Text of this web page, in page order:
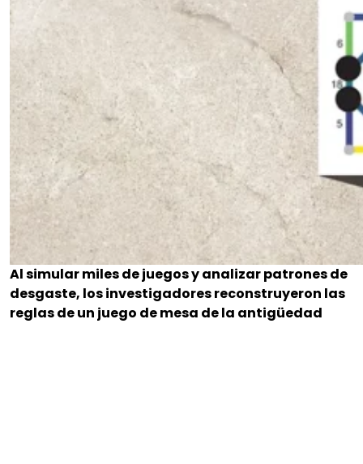
Al simular miles de juegos y analizar patrones de
desgaste, los investigadores reconstruyeron las
reglas de un juego de mesa de la antigüedad